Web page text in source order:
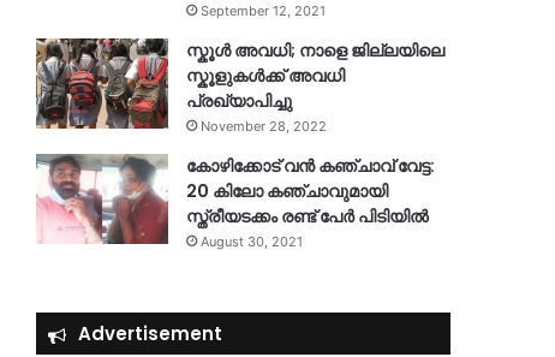
September 12, 2021
സ്കൂൾ അവധി; നാളെ ജില്ലയിലെ
സ്കൂളുകൾക്ക് അവധി
പ്രഖ്യാപിച്ചു
November 28, 2022
കോഴിക്കോട് വൻ കഞ്ചാവ് വേട്ട:
20 കിലോ കഞ്ചാവുമായി
സ്ത്രീയടക്കം രണ്ട് പേർ പിടിയിൽ
August 30, 2021
Advertisement